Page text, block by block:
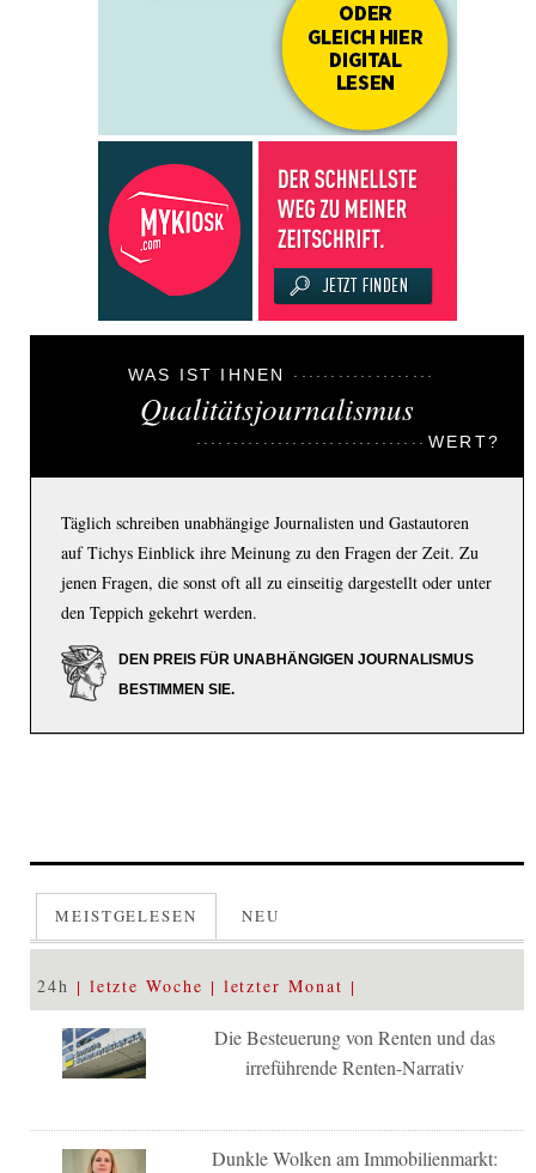
WAS IST IHNEN
Qualitätsjournalismus
WERT?
Täglich schreiben unabhängige Journalisten und Gastautoren
auf Tichys Einblick ihre Meinung zu den Fragen der Zeit. Zu
jenen Fragen, die sonst oft all zu einseitig dargestellt oder unter
den Teppich gekehrt werden.
DEN PREIS FÜR UNABHÄNGIGEN JOURNALISMUS
BESTIMMEN SIE.
MEISTGELESEN NEU
24h letzte Woche letzter Monat
Die Besteuerung von Renten und das
irreführende Renten-Narrativ
Dunkle Wolken am Immobilienmarkt: